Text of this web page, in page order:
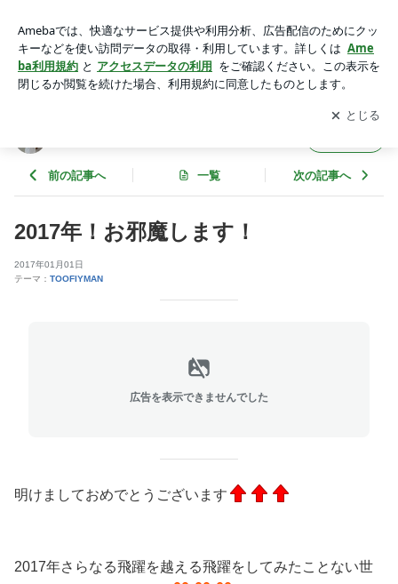
2026!!｣アプリをダウンロードして ブログの更新通知
を受け取りまし
ょう。
開く
前の記事へ 一覧 次の記事へ
2017年！お邪魔します！
2017年01月01日
テーマ： TOOFIYMAN
広告を表示できませんでした
明けましておめでとうございます
2017年さらなる飛躍を越える飛躍をしてみたことない世